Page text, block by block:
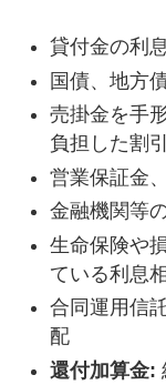
貸付金の利
国債、地方
売掛金を手
負担した割
営業保証金
金融機関等
生命保険や
ている利息
合同運用信
配
還付加算金: